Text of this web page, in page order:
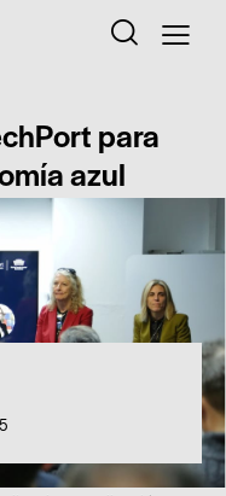
para
azul